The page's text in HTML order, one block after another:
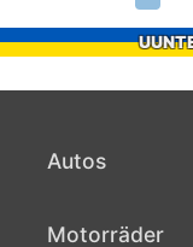
Autos
Motorräder